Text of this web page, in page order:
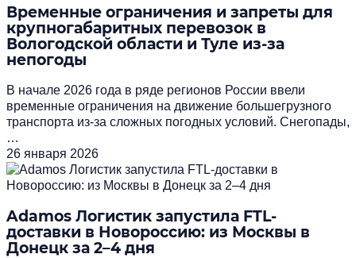
Временные ограничения и запреты для
крупногабаритных перевозок в
Вологодской области и Туле из-за
непогоды
В начале 2026 года в ряде регионов России ввели
временные ограничения на движение большегрузного
транспорта из-за сложных погодных условий. Снегопады,
…
26 января 2026
Adamos Логистик запустила FTL-
доставки в Новороссию: из Москвы в
Донецк за 2–4 дня